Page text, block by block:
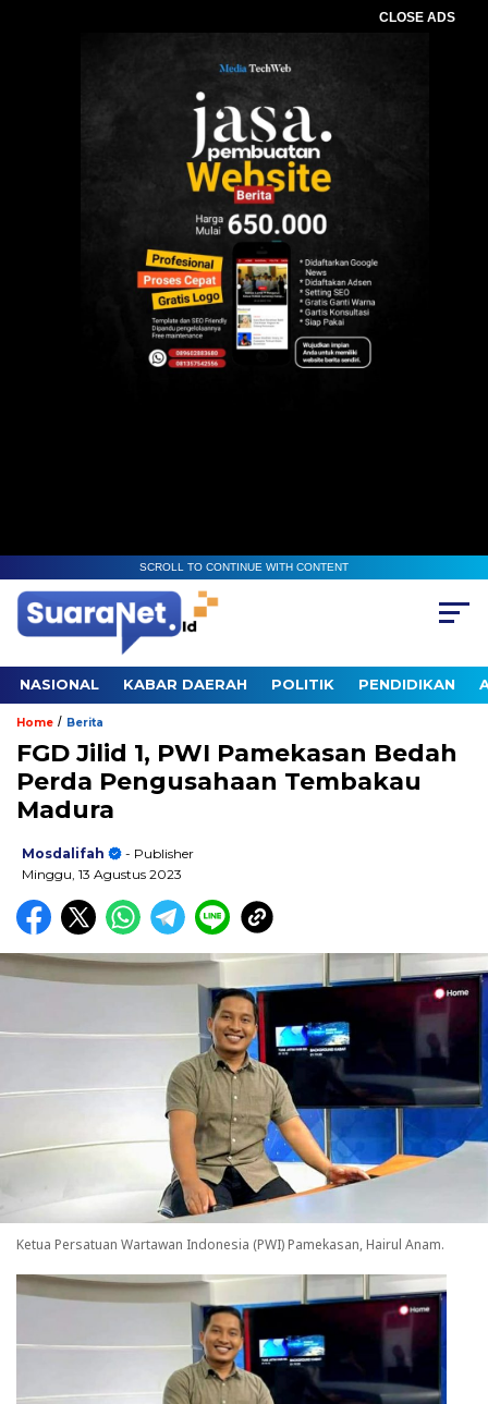
CLOSE ADS
SCROLL TO CONTINUE WITH CONTENT
NASIONAL KABAR DAERAH POLITIK PENDIDIKAN
Home / Berita
FGD Jilid 1, PWI Pamekasan Bedah
Perda Pengusahaan Tembakau
Madura
Mosdalifah
- Publisher
Minggu, 13 Agustus 2023
Ketua Persatuan Wartawan Indonesia (PWI) Pamekasan, Hairul Anam.